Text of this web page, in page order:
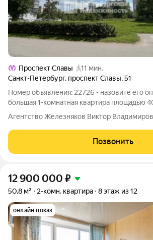
Проспект Славы
11 мин.
Санкт-Петербург, проспект Славы,51
Номер объявления: 22726 - назовите его
большая 1-комнатная квартира площадью
д. 51 в 5 минутах от метро пр.Славы.
район, с большим количеством разных
центров,
Агентство Железняков Виктор
Позвонить
12 900 000 ₽
50,8 м² 2-комн. квартира 8 этаж из 12
онлайн показ